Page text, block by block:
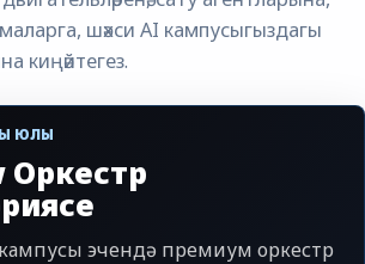
шәхси AI кампусыгыздагы
киңәйтегез.
ЮЛЫ
Оркестр
эчендә премиум оркестр